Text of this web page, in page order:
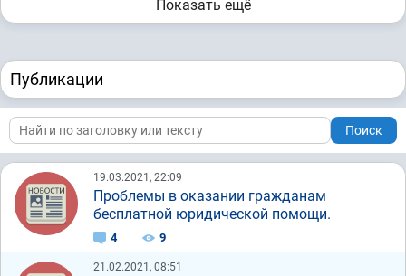
Показать ещё
Публикации
Поиск
19.03.2021, 22:09
Проблемы в оказании гражданам
бесплатной юридической помощи.
4 9
21.02.2021, 08:51